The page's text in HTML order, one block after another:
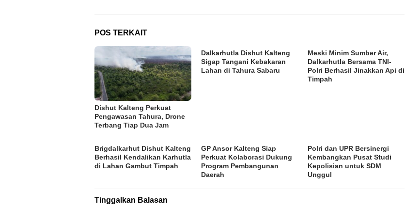
POS TERKAIT
Dishut Kalteng Perkuat
Pengawasan Tahura, Drone
Terbang Tiap Dua Jam
Dalkarhutla Dishut Kalteng
Sigap Tangani Kebakaran
Lahan di Tahura Sabaru
Meski Minim Sumber Air,
Dalkarhutla Bersama TNI-
Polri Berhasil Jinakkan Api di
Timpah
Brigdalkarhut Dishut Kalteng
Berhasil Kendalikan Karhutla
di Lahan Gambut Timpah
GP Ansor Kalteng Siap
Perkuat Kolaborasi Dukung
Program Pembangunan
Daerah
Polri dan UPR Bersinergi
Kembangkan Pusat Studi
Kepolisian untuk SDM
Unggul
Tinggalkan Balasan